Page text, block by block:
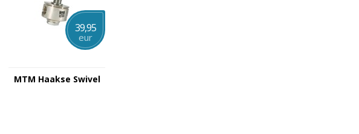
39,95
eur
MTM Haakse Swivel